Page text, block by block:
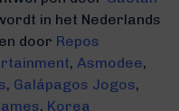
in het Nederlands
door Repos
, Asmodee,
, Galápagos Jogos,
, Korea